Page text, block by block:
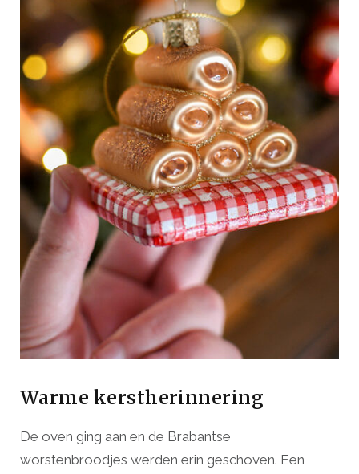
Warme kerstherinnering
De oven ging aan en de Brabantse
worstenbroodjes werden erin geschoven. Een